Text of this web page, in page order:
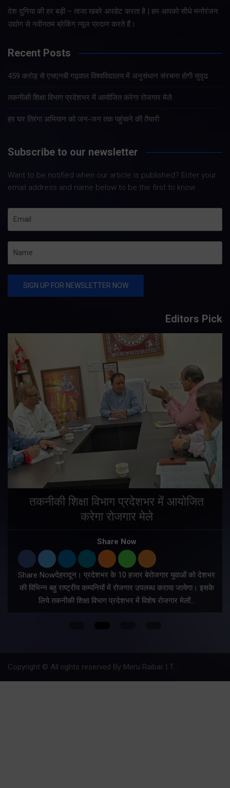
देश दुनिया की हर बड़ी – ताजा खबरे अपडेट करता है | हम आपको सीधे मनोरंजन
उद्योग से नवीनतम ब्रेकिंग न्यूज प्रदान करते हैं।
Recent Posts
459 करोड़ से एचएनबी गढ़वाल विश्वविद्यालय में अनुसंधान संरचना होगी सुदृढ
तकनीकी शिक्षा विभाग प्रदेशभर में आयोजित करेगा रोजगार मेले
हर घर तिरंगा अभियान को जन-जन तक पहुंचाने की तैयारी
Subscribe to our newsletter
Want to be notified when our article is published? Enter your
email address and name below to be the first to know.
Editors Pick
तकनीकी शिक्षा विभाग प्रदेशभर में आयोजित
करेगा रोजगार मेले
Share Now
Share Nowदेहरादून। प्रदेशभर के 10 हजार बेरोजगार युवाओं को देशभर
की विभिन्न बहु राष्ट्रीय कम्पनियों में रोजगार उपलब्ध कराया जायेगा। इसके
लिये तकनीकी शिक्षा विभाग प्रदेशभर में विशेष रोजगार मेलों…
Copyright © All rights reserved By Meru Raibar | Theme by